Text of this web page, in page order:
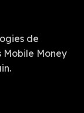
de
Mobile Money